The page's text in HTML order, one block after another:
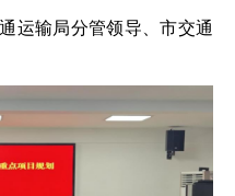
运输局分管领导、市交通